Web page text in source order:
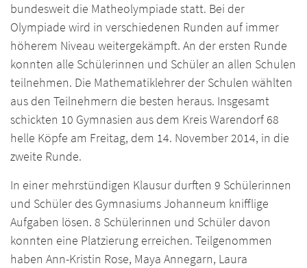
bundesweit die Matheolympiade statt. Bei der
Olympiade wird in verschiedenen Runden auf immer
höherem Niveau weitergekämpft. An der ersten Runde
konnten alle Schülerinnen und Schüler an allen Schulen
teilnehmen. Die Mathematiklehrer der Schulen wählten
aus den Teilnehmern die besten heraus. Insgesamt
schickten 10 Gymnasien aus dem Kreis Warendorf 68
helle Köpfe am Freitag, dem 14. November 2014, in die
zweite Runde.
In einer mehrstündigen Klausur durften 9 Schülerinnen
und Schüler des Gymnasiums Johanneum knifflige
Aufgaben lösen. 8 Schülerinnen und Schüler davon
konnten eine Platzierung erreichen. Teilgenommen
haben Ann-Kristin Rose, Maya Annegarn, Laura